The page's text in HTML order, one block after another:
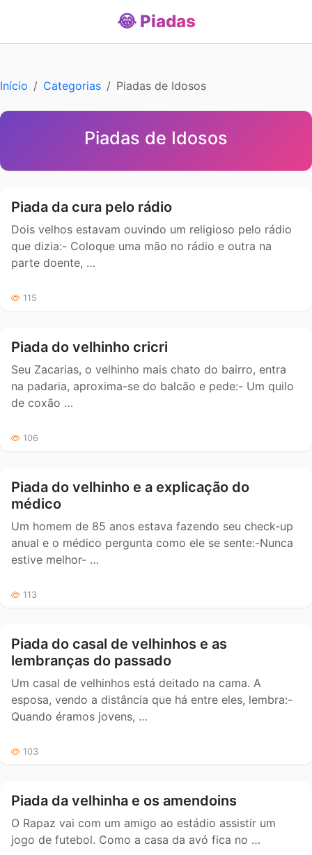
😂 Piadas
Início Categorias Piadas de Idosos
Piadas de Idosos
Piada da cura pelo rádio
Dois velhos estavam ouvindo um religioso pelo rádio
que dizia:- Coloque uma mão no rádio e outra na
parte doente, …
115
Piada do velhinho cricri
Seu Zacarias, o velhinho mais chato do bairro, entra
na padaria, aproxima-se do balcão e pede:- Um quilo
de coxão …
106
Piada do velhinho e a explicação do
médico
Um homem de 85 anos estava fazendo seu check-up
anual e o médico pergunta como ele se sente:-Nunca
estive melhor- …
113
Piada do casal de velhinhos e as
lembranças do passado
Um casal de velhinhos está deitado na cama. A
esposa, vendo a distância que há entre eles, lembra:-
Quando éramos jovens, …
103
Piada da velhinha e os amendoins
O Rapaz vai com um amigo ao estádio assistir um
jogo de futebol. Como a casa da avó fica no …